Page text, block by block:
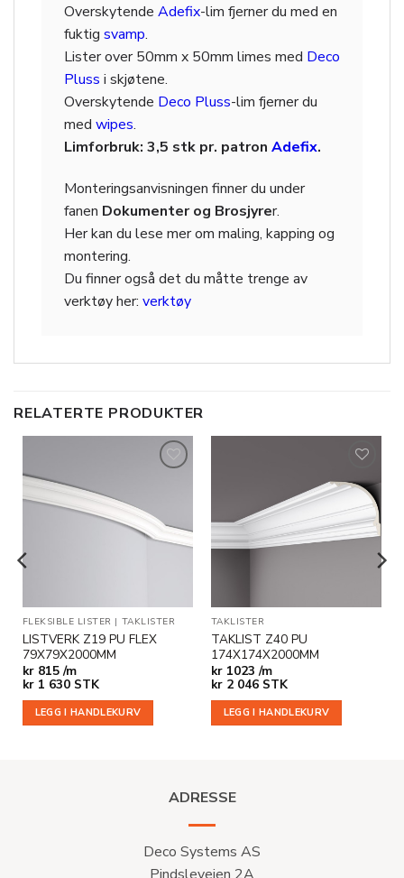
Overskytende Adefix-lim fjerner du med en
fuktig svamp.
Lister over 50mm x 50mm limes med Deco
Pluss i skjøtene.
Overskytende Deco Pluss-lim fjerner du
med wipes.
Limforbruk: 3,5 stk pr. patron Adefix.
Monteringsanvisningen finner du under
fanen Dokumenter og Brosjyrer.
Her kan du lese mer om maling, kapping og
montering.
Du finner også det du måtte trenge av
verktøy her: verktøy
RELATERTE PRODUKTER
ønskeliste
FLEKSIBLE LISTER | TAKLISTER
LISTVERK Z19 PU FLEX
79X79X2000MM
kr815 /m
kr1 630 STK
LEGG I HANDLEKURV
Legg til
i
ønskeliste
TAKLISTER
TAKLIST Z40 PU
174X174X2000MM
kr1023 /m
kr2 046 STK
LEGG I HANDLEKURV
ADRESSE
Deco Systems AS